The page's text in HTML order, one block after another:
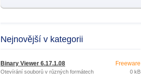
Nejnovější v kategorii
Binary Viewer 6.17.1.08
Otevírání souborů v různých formátech
Freeware
0 kB